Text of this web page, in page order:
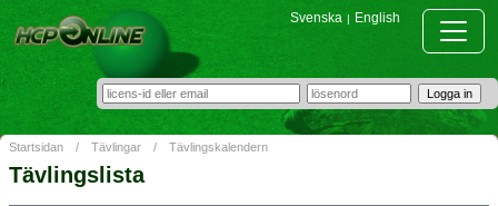
Svenska | English
Startsidan / Tävlingar / Tävlingskalendern
Tävlingslista